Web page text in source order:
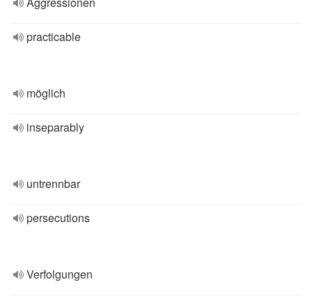
practicable
möglich
inseparably
untrennbar
persecutions
Verfolgungen